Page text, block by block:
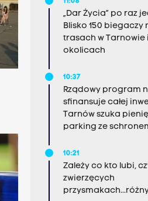
„Dar Życia” po raz
Blisko 150 biegaczy
trasach w Tarnowie i
okolicach
10:37
Rządowy program
sfinansuje całej
Tarnów szuka
parking ze
10:21
Zależy co kto lubi,
zwierzęcych